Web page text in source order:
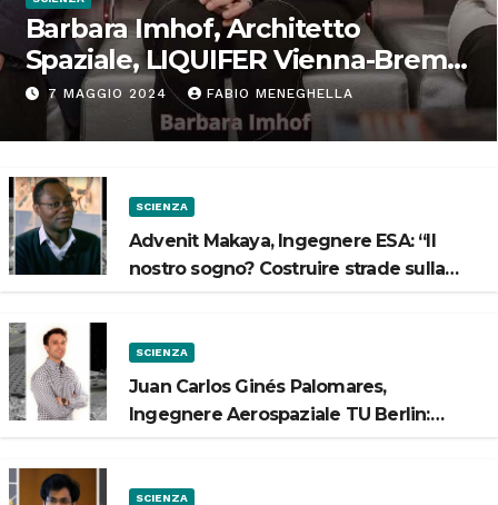
Barbara Imhof, Architetto
Spaziale, LIQUIFER Vienna-Brema:
“Progettiamo habitat per lo
Spazio”
7 MAGGIO 2024 FABIO MENEGHELLA
SCIENZA
Advenit Makaya, Ingegnere ESA: “Il
nostro sogno? Costruire strade sulla
SCIENZA
Juan Carlos Ginés Palomares,
Ingegnere Aerospaziale TU Berlin:
SCIENZA